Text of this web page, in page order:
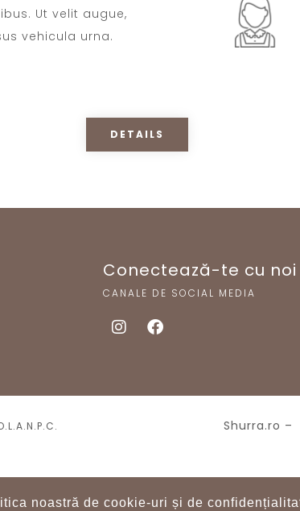
Ut velit augue,
vehicula urna.
DETAILS
Conectează-te cu noi
CANALE DE SOCIAL MEDIA
A.N.P.C. Shurra.ro
noastră de cookie-uri și de